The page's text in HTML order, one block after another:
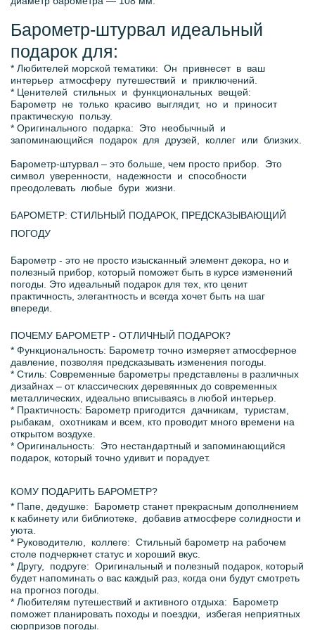
Барометр-штурвал идеальный
подарок для:
* Любителей морской тематики: Он привнесет в ваш
интерьер атмосферу путешествий и приключений.
* Ценителей стильных и функциональных вещей:
Барометр не только красиво выглядит, но и приносит
практическую пользу.
* Оригинального подарка: Это необычный и
запоминающийся подарок для друзей, коллег или близких.
Барометр-штурвал – это больше, чем просто прибор. Это
символ уверенности, надежности и способности
преодолевать любые бури жизни.
БАРОМЕТР: СТИЛЬНЫЙ ПОДАРОК, ПРЕДСКАЗЫВАЮЩИЙ
ПОГОДУ
Барометр - это не просто изысканный элемент декора, но и
полезный прибор, который поможет быть в курсе изменений
погоды. Это идеальный подарок для тех, кто ценит
практичность, элегантность и всегда хочет быть на шаг
впереди.
ПОЧЕМУ БАРОМЕТР - ОТЛИЧНЫЙ ПОДАРОК?
* Функциональность: Барометр точно измеряет атмосферное
давление, позволяя предсказывать изменения погоды.
* Стиль: Современные барометры представлены в различных
дизайнах – от классических деревянных до современных
металлических, идеально вписываясь в любой интерьер.
* Практичность: Барометр пригодится дачникам, туристам,
рыбакам, охотникам и всем, кто проводит много времени на
открытом воздухе.
* Оригинальность: Это нестандартный и запоминающийся
подарок, который точно удивит и порадует.
КОМУ ПОДАРИТЬ БАРОМЕТР?
* Папе, дедушке: Барометр станет прекрасным дополнением
к кабинету или библиотеке, добавив атмосфере солидности и
уюта.
* Руководителю, коллеге: Стильный барометр на рабочем
столе подчеркнет статус и хороший вкус.
* Другу, подруге: Оригинальный и полезный подарок, который
будет напоминать о вас каждый раз, когда они будут смотреть
на прогноз погоды.
* Любителям путешествий и активного отдыха: Барометр
поможет планировать походы и поездки, избегая неприятных
сюрпризов погоды.